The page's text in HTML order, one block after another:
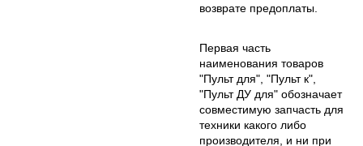
возврате предоплаты.
Первая часть
наименования товаров
"Пульт для", "Пульт к",
"Пульт ДУ для" обозначает
совместимую запчасть для
техники какого либо
производителя, и ни при